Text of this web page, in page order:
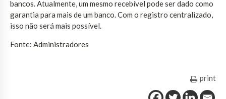
bancos. Atualmente, um mesmo recebível pode ser dado como
garantia para mais de um banco. Com o registro centralizado,
isso não será mais possível.
Fonte: Administradores
print